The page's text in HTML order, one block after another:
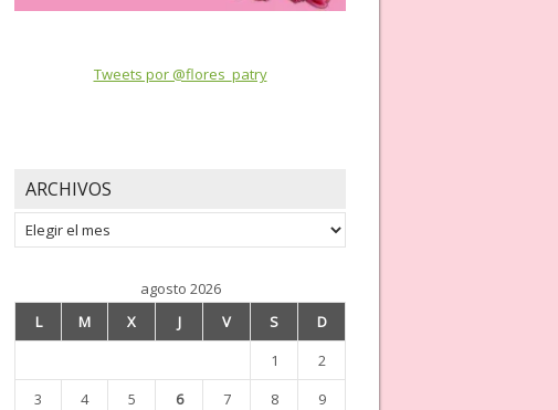
Tweets por @flores_patry
ARCHIVOS
Archivos
agosto 2026
L
M X J V S
D
1
2
3
4 5 6 7 8
9